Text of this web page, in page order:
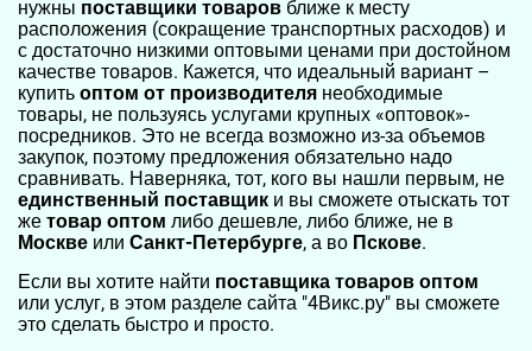
нужны поставщики товаров ближе к месту
расположения (сокращение транспортных расходов) и
с достаточно низкими оптовыми ценами при достойном
качестве товаров. Кажется, что идеальный вариант –
купить оптом от производителя необходимые
товары, не пользуясь услугами крупных «оптовок»-
посредников. Это не всегда возможно из-за объемов
закупок, поэтому предложения обязательно надо
сравнивать. Наверняка, тот, кого вы нашли первым, не
единственный поставщик и вы сможете отыскать тот
же товар оптом либо дешевле, либо ближе, не в
Москве или Санкт-Петербурге, а во Пскове.
Если вы хотите найти поставщика товаров оптом
или услуг, в этом разделе сайта "4Викс.ру" вы сможете
это сделать быстро и просто.